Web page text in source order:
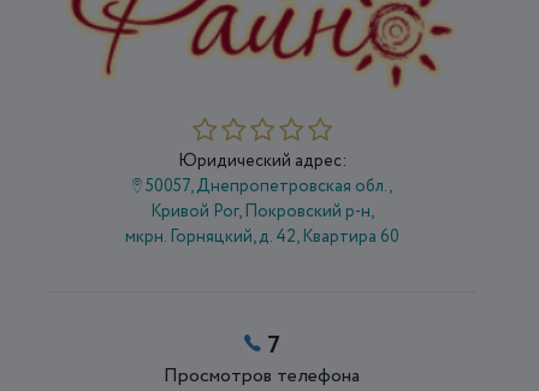
Юридический адрес:
50057, Днепропетровская обл.,
Кривой Рог, Покровский р-н,
мкрн. Горняцкий, д. 42, Квартира 60
7
Просмотров телефона